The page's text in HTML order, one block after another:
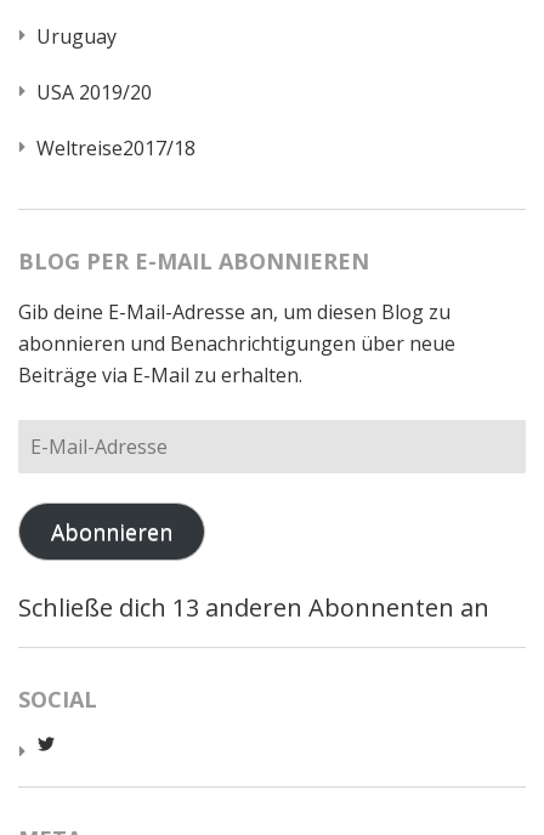
Uruguay
USA 2019/20
Weltreise2017/18
BLOG PER E-MAIL ABONNIEREN
Gib deine E-Mail-Adresse an, um diesen Blog zu
abonnieren und Benachrichtigungen über neue
Beiträge via E-Mail zu erhalten.
E-
Adresse
Abonnieren
Schließe dich 13 anderen Abonnenten an
SOCIAL
worldcatred